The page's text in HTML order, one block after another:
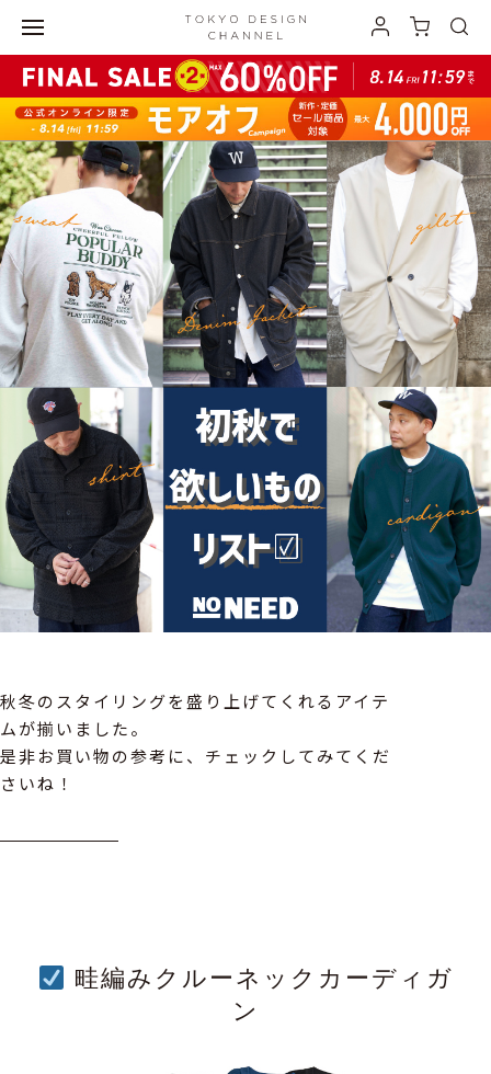
秋冬のスタイリングを盛り上げてくれるアイテ
ムが揃いました。
是非お買い物の参考に、チェックしてみてくだ
さいね！
畦編みクルーネックカーディガ
ン